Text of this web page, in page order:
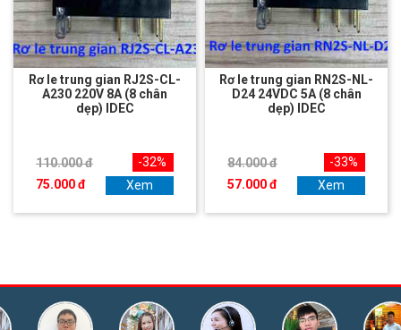
Rơ le trung gian RJ2S-CL-
A230 220V 8A (8 chân
dẹp) IDEC
110.000 đ
75.000 đ
-32%
Xem
Rơ le trung gian RN2S-NL-
D24 24VDC 5A (8 chân
dẹp) IDEC
84.000 đ
57.000 đ
-33%
Xem